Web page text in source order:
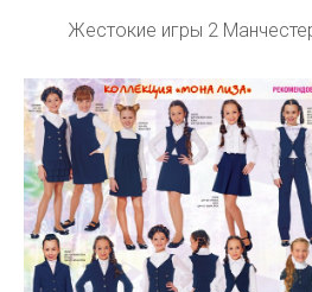
Жестокие игры 2